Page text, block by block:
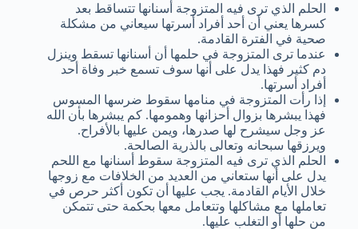
الحلم الذي ترى فيه المتزوجة أسنانها تتساقط بعد
كسرها يعني أن أحد أفراد أسرتها سيعاني من مشكلة
صحية في الفترة القادمة.
عندما ترى المتزوجة في حلمها أن أسنانها تسقط وينزل
دم كثير فهذا يدل على أنها سوف تسمع خبر وفاة أحد
أفراد أسرتها.
إذا رأت المتزوجة في منامها سقوط ضرسها المسوس
فهذا يبشرها بزوال أحزانها وهمومها. كم يبشرها بأن الله
عز وجل سيشرح لها صدرها، ويمن عليها بالأفراح.
ويرزقها سبحانه وتعالى بالذرية الصالحة.
الحلم الذي ترى فيه المتزوجة سقوط أسنانها مع اللحم
يدل على أنها ستعاني من العديد من الخلافات مع زوجها
خلال الأيام القادمة. يجب عليها أن تكون أكثر حرص في
تعاملها مع مشاكلها وتتعامل معها بحكمة حتى تتمكن
من حلها أو التغلب عليها.